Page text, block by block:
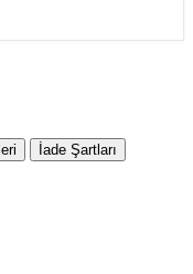
İade Şartları